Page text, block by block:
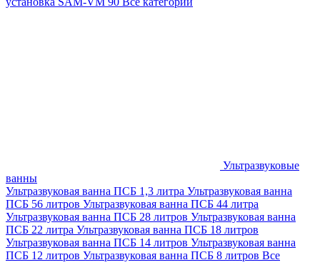
Ультразвуковые
ванны
Ультразвуковая ванна ПСБ 1,3 литра Ультразвуковая ванна
ПСБ 56 литров Ультразвуковая ванна ПСБ 44 литра
Ультразвуковая ванна ПСБ 28 литров Ультразвуковая ванна
ПСБ 22 литра Ультразвуковая ванна ПСБ 18 литров
Ультразвуковая ванна ПСБ 14 литров Ультразвуковая ванна
ПСБ 12 литров Ультразвуковая ванна ПСБ 8 литров Все